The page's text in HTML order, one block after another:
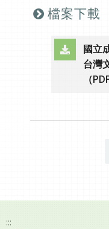
檔案下載
國立
台灣
（
（另
:::